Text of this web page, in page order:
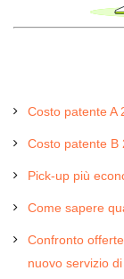
Costo patente A
Costo patente B
Pick-up più
Come sapere
Confronto
nuovo servizio